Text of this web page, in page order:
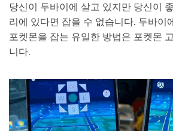
당신이 두바이에 살고 있지만 당신이
리에 있다면 잡을 수 없습니다. 두바이
포켓몬을 잡는 유일한 방법은 포켓몬
니다.